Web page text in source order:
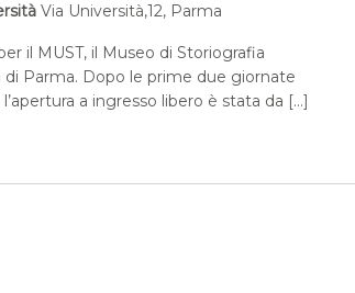
Via Università,12, Parma
il MUST, il Museo di Storiografia
di Parma. Dopo le prime due giornate
a ingresso libero è stata da […]